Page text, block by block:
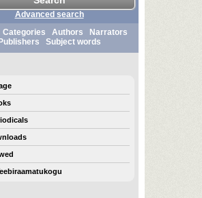
Advanced search
Categories Authors
Narrators
Publishers
Subject words